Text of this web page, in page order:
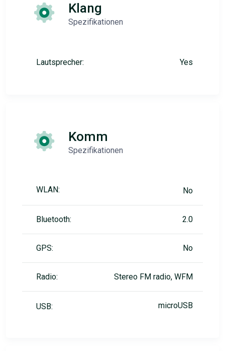
Klang
Spezifikationen
Lautsprecher: Yes
Komm
Spezifikationen
WLAN: No
Bluetooth: 2.0
GPS: No
Radio: Stereo FM radio, WFM
USB: microUSB